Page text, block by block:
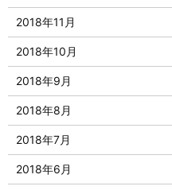
2018年11月
2018年10月
2018年9月
2018年8月
2018年7月
2018年6月